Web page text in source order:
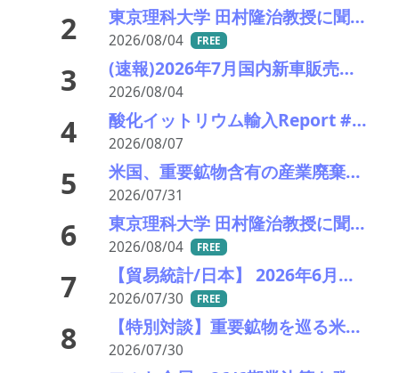
2 東京理科大学 田村隆治教授に聞く 世界初の強磁性準結晶が拓く新材料の未来（後編）
2026/08/04 FREE
3 (速報)2026年7月国内新車販売 41万7千台 前年同月比7%増加 4か月連続プラス
2026/08/04
4 酸化イットリウム輸入Report #52 2026年前半中国から輸入量激減 でも依然中国頼り
2026/08/07
5 米国、重要鉱物含有の産業廃棄物の輸出を制限へ トランプ氏が署名、国家防衛で物資確保
2026/07/31
6 東京理科大学 田村隆治教授に聞く 世界初の強磁性準結晶が拓く新材料の未来（前編）
2026/08/04 FREE
7 【貿易統計/日本】 2026年6月一覧表
2026/07/30 FREE
8 【特別対談】重要鉱物を巡る米中対立と高市政権の外交方針――日本企業が直面するサプライチェーンの危機
2026/07/30